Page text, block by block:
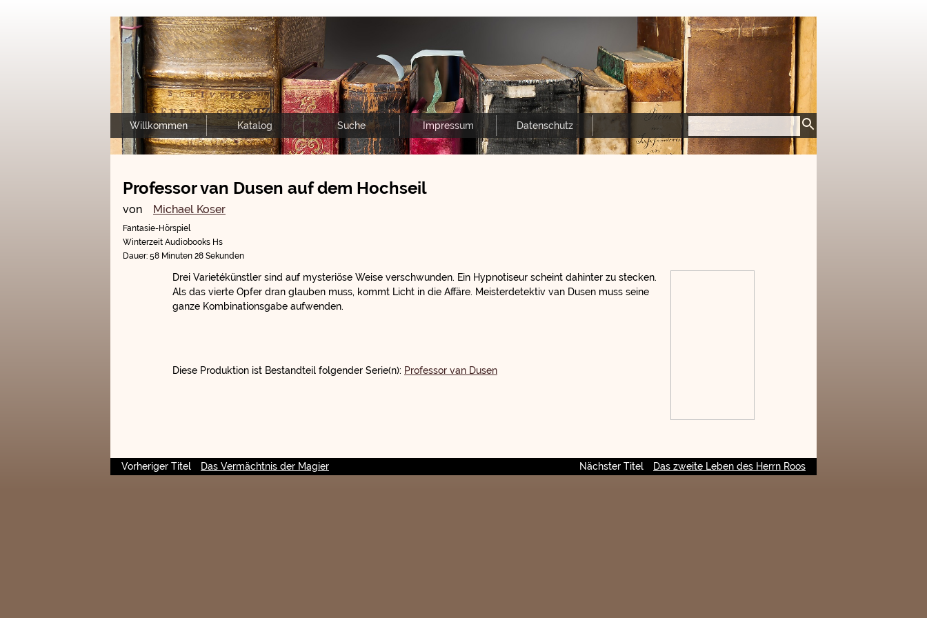
Willkommen Katalog Suche Impressum Datenschutz
Professor van Dusen auf dem Hochseil
von Michael Koser
Fantasie-Hörspiel
Winterzeit Audiobooks Hs
Dauer: 58 Minuten 28 Sekunden
Drei Varietékünstler sind auf mysteriöse Weise verschwunden. Ein Hypnotiseur scheint dahinter zu stecken.
Als das vierte Opfer dran glauben muss, kommt Licht in die Affäre. Meisterdetektiv van Dusen muss seine
ganze Kombinationsgabe aufwenden.
Diese Produktion ist Bestandteil folgender Serie(n): Professor van Dusen
Vorheriger Titel Das Vermächtnis der Magier Nächster Titel Das zweite Leben des Herrn Roos